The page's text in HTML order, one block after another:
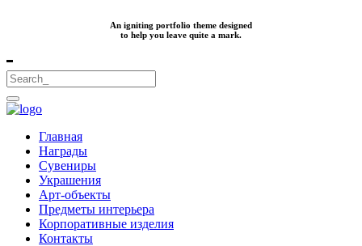
An igniting portfolio theme designed
to help you leave quite a mark.
Главная
Награды
Сувениры
Украшения
Арт-объекты
Предметы интерьера
Корпоративные изделия
Контакты